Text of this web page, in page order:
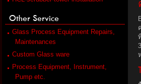
Other Service
Glass Process Equipment Repairs,
Maintenances
Custom Glass ware
Process Equipment, Instrument,
Pump etc.